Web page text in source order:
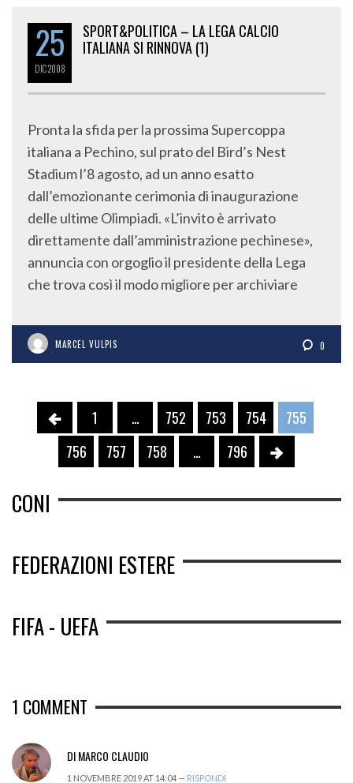
25
DIC2008
SPORT&POLITICA – LA LEGA CALCIO
ITALIANA SI RINNOVA (1)
Pronta la sfida per la prossima Supercoppa
italiana a Pechino, sul prato del Bird’s Nest
Stadium l’8 agosto, ad un anno esatto
dall’emozionante cerimonia di inaugurazione
delle ultime Olimpiadi. «L’invito è arrivato
direttamente dall’amministrazione pechinese»,
annuncia con orgoglio il presidente della Lega
che trova così il modo migliore per archiviare
MARCEL VULPIS 0
1 … 752 753 754
755
756
757 758 … 796
CONI
FEDERAZIONI ESTERE
FIFA - UEFA
1 COMMENT
DI MARCO CLAUDIO
1 NOVEMBRE 2019 AT 14:04 — RISPONDI